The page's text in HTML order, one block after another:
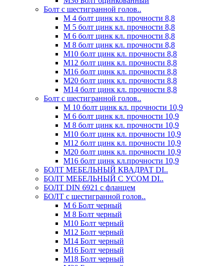
Болт с шестигранной голов..
М 4 болт цинк кл. прочности 8,8
М 5 болт цинк кл. прочности 8,8
М 6 болт цинк кл. прочности 8,8
М 8 болт цинк кл. прочности 8,8
М10 болт цинк кл. прочности 8,8
М12 болт цинк кл. прочности 8,8
М16 болт цинк кл. прочности 8,8
М20 болт цинк кл. прочности 8,8
М14 болт цинк кл. прочности 8,8
Болт с шестигранной голов..
М 10 болт цинк кл. прочности 10,9
М 6 болт цинк кл. прочности 10,9
М 8 болт цинк кл. прочности 10,9
М10 болт цинк кл. прочности 10,9
М12 болт цинк кл. прочности 10,9
М20 болт цинк кл. прочности 10,9
М16 болт цинк кл.прочности 10,9
БОЛТ МЕБЕЛЬНЫЙ КВАДРАТ DI..
БОЛТ МЕБЕЛЬНЫЙ С УСОМ DI..
БОЛТ DIN 6921 c фланцем
БОЛТ с шестигранной голов..
М 6 Болт черный
М 8 Болт черный
М10 Болт черный
М12 Болт черный
М14 Болт черный
М16 Болт черный
М18 Болт черный